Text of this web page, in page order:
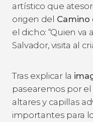
artístico que
origen del Camino
el dicho: “Quien va
Salvador, visita al
Tras explicar la
pasearemos por el
altares y capillas
importantes para